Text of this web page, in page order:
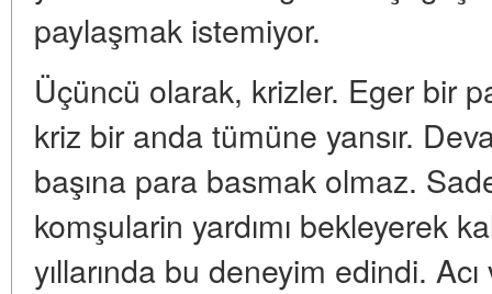
paylaşmak istemiyor.
Üçüncü olarak, krizler. Eger bir
kriz bir anda tümüne yansır.
başına para basmak olmaz.
komşularin yardımı bekleyerek
yıllarında bu deneyim edindi.